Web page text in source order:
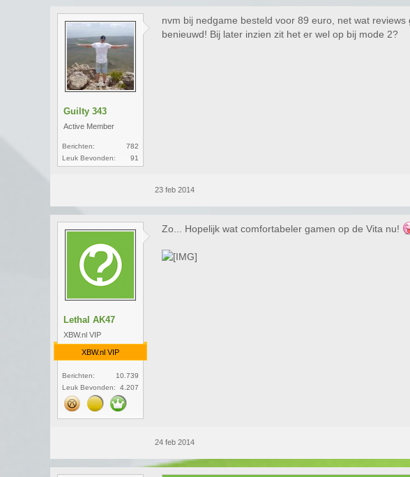
Guilty 343
Active Member
Berichten:
782
Leuk Bevonden:
91
nvm bij nedgame besteld voor 89 euro, net wat
benieuwd! Bij later inzien zit het er wel op bij mode 2?
23 feb 2014
Lethal AK47
XBW.nl VIP
XBW.nl VIP
Berichten:
10.739
Leuk Bevonden:
4.207
Zo... Hopelijk wat comfortabeler gamen op de Vita nu!
24 feb 2014